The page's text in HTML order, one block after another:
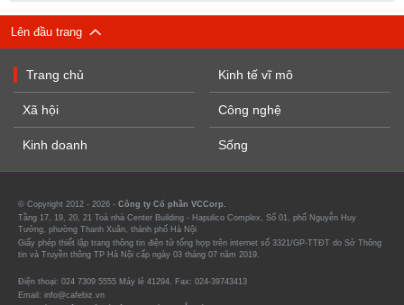
Lên đầu trang
Trang chủ
Xã hội
Kinh doanh
Kinh tế vĩ mô
Công nghệ
Sống
© Copyright 2012 - 2026 - Công ty Cổ phần VCCorp.
Tầng 17, 19, 20, 21 Toà nhà Center Building - Hapulico Complex, Số 01, phố Nguyễn Huy
Tưởng, phường Thanh Xuân, thành phố Hà Nội
Giấy phép thiết lập trang thông tin điện tử tổng hợp trên internet số 3321/GP-TTĐT do Sở Thông
tin và Truyền thông TP Hà Nội cấp ngày 03 tháng 07 năm 2019.
Điện thoại: 024 7309 5555 Máy lẻ 41294. Fax: 024-39743413
Email: info@cafebiz.vn